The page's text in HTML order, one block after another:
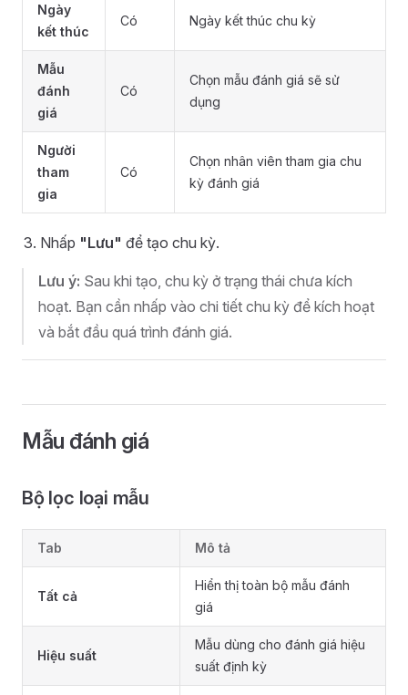
Ngày
kết thúc
Có Ngày kết thúc chu kỳ
Mẫu
đánh
giá
Có
Chọn mẫu đánh giá sẽ sử
dụng
Người
tham
gia
Có
Chọn nhân viên tham gia chu
kỳ đánh giá
Nhấp "Lưu" để tạo chu kỳ.
Lưu ý: Sau khi tạo, chu kỳ ở trạng thái chưa kích
hoạt. Bạn cần nhấp vào chi tiết chu kỳ để kích hoạt
và bắt đầu quá trình đánh giá.
Mẫu đánh giá
Bộ lọc loại mẫu
Tab Mô tả
Tất cả
Hiển thị toàn bộ mẫu đánh
giá
Hiệu suất
Mẫu dùng cho đánh giá hiệu
suất định kỳ